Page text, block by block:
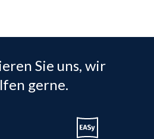
Sie uns, wir
gerne.